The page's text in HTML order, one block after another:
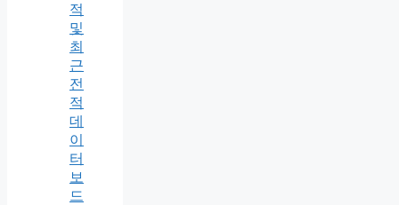
적
및
최
근
전
적
데
이
터
보
드